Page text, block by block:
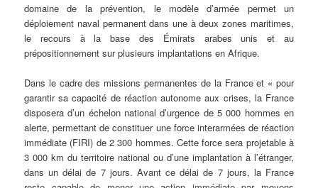
domaine de la prévention, le modèle d’armée permet un
déploiement naval permanent dans une à deux zones maritimes,
le recours à la base des Émirats arabes unis et au
prépositionnement sur plusieurs implantations en Afrique.
Dans le cadre des missions permanentes de la France et « pour
garantir sa capacité de réaction autonome aux crises, la France
disposera d’un échelon national d’urgence de 5 000 hommes en
alerte, permettant de constituer une force interarmées de réaction
immédiate (FIRI) de 2 300 hommes. Cette force sera projetable à
3 000 km du territoire national ou d’une implantation à l’étranger,
dans un délai de 7 jours. Avant ce délai de 7 jours, la France